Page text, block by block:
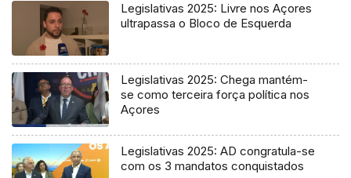
Legislativas 2025: Livre nos Açores
ultrapassa o Bloco de Esquerda
Legislativas 2025: Chega mantém-
se como terceira força política nos
Açores
Legislativas 2025: AD congratula-se
com os 3 mandatos conquistados